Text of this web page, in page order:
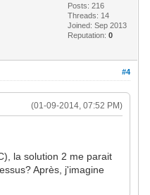
Posts: 216
Threads: 14
Joined: Sep 2013
Reputation:0
#4
(01-09-2014, 07:52 PM)
la solution 2 me parait
Après, j'imagine